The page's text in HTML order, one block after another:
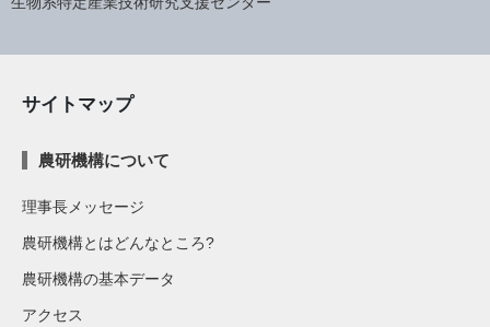
サイトマップ
農研機構について
理事長メッセージ
農研機構とはどんなところ?
農研機構の基本データ
アクセス